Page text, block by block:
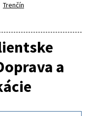
Trenčín
a